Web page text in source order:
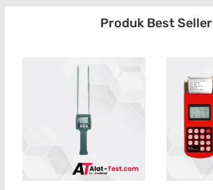
Produk Best Seller